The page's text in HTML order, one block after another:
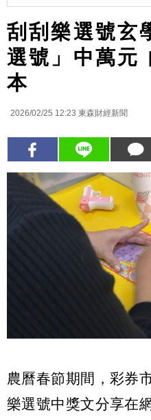
刮刮樂選號玄
選號」中萬元
本
2026/02/25 12:23 東森財經新聞
農曆春節期間，彩券
樂選號中獎文分享在